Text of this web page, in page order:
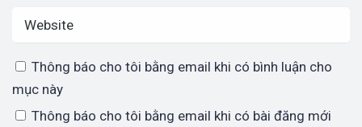
Thông báo cho tôi bằng email khi có bình luận cho
mục này
Thông báo cho tôi bằng email khi có bài đăng mới